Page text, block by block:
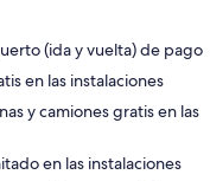
(ida y vuelta) de pago
en las instalaciones
y camiones gratis en las
en las instalaciones